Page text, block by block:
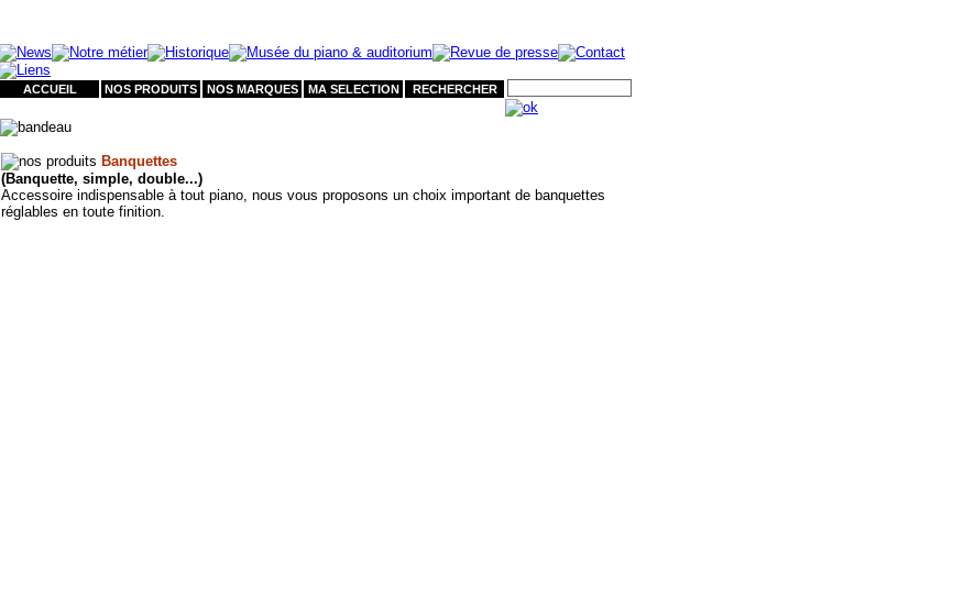
ACCUEIL NOS PRODUITS NOS MARQUES MA SELECTION RECHERCHER
Banquettes
(Banquette, simple, double...)
Accessoire indispensable à tout piano, nous vous proposons un choix important de banquettes
réglables en toute finition.